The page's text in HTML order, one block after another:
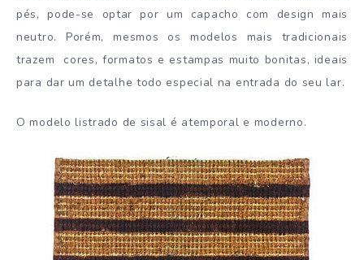
pés, pode-se optar por um capacho com design mais
neutro. Porém, mesmos os modelos mais tradicionais
trazem cores, formatos e estampas muito bonitas, ideais
para dar um detalhe todo especial na entrada do seu lar.
O modelo listrado de sisal é atemporal e moderno.